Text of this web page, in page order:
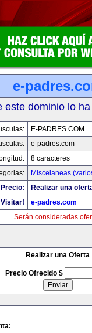
e-
este dominio lo
E-PADRES.COM
e-padres.com
8 caracteres
Miscelaneas
Precio:
Realizar una
Visitar!
e-padres.com
Serán consideradas
Realizar una Oferta
Precio Ofrecido $